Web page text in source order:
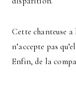
Cette chanteuse a
n’accepte pas
Enfin, de la